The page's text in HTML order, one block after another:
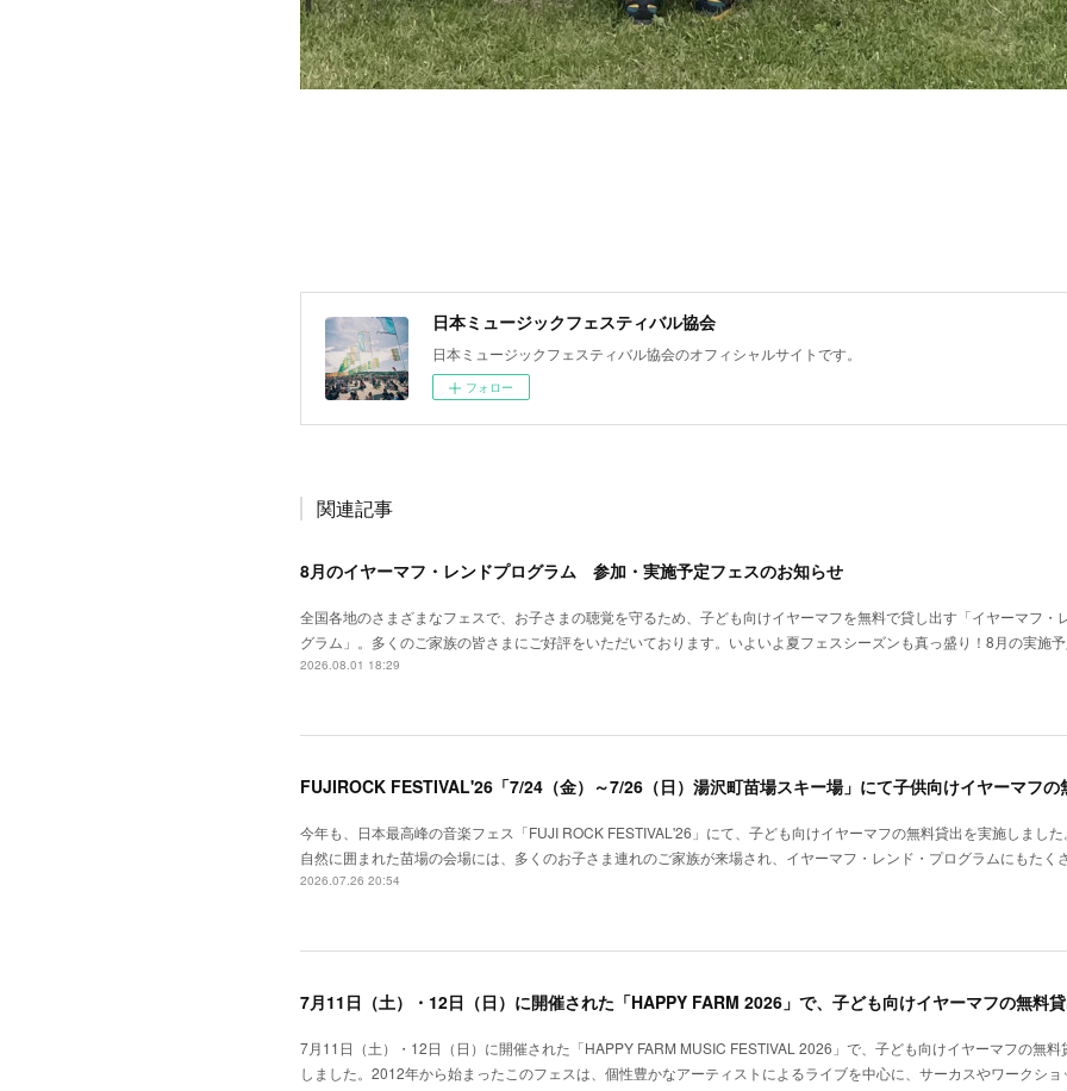
日本ミュージックフェスティバル協会
日本ミュージックフェスティバル協会のオフィシャルサイトです。
フォロー
関連記事
8月のイヤーマフ・レンドプログラム 参加・実施予定フェスのお知らせ
全国各地のさまざまなフェスで、お子さまの聴覚を守るため、子ども向けイヤーマフを無料で貸し出す「イヤーマフ・
グラム」。多くのご家族の皆さまにご好評をいただいております。いよいよ夏フェスシーズンも真っ盛り！8月の実施
2026.08.01 18:29
今年も、日本最高峰の音楽フェス「FUJI ROCK FESTIVAL'26」にて、子ども向けイヤーマフの無料貸出を実施しました
自然に囲まれた苗場の会場には、多くのお子さま連れのご家族が来場され、イヤーマフ・レンド・プログラムにもたく
2026.07.26 20:54
7月11日（土）・12日（日）に開催された「HAPPY FARM MUSIC FESTIVAL 2026」で、子ども向けイヤーマフの無料
しました。2012年から始まったこのフェスは、個性豊かなアーティストによるライブを中心に、サーカスやワークシ